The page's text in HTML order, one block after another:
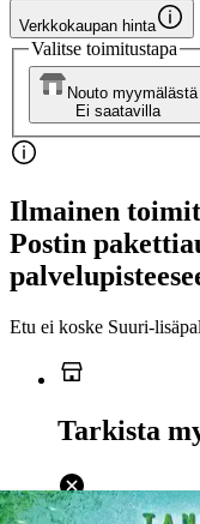
Verkkokaupan hinta
Valitse toimitustapa
Nouto myymälästä
Ei saatavilla
Ilmainen
Postin
Etu ei koske
Tarkista